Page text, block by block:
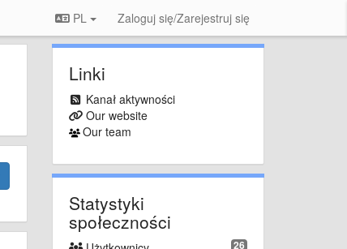
PL Zaloguj się/Zarejestruj się
Linki
Kanał aktywności
Our website
Our team
Statystyki
społeczności
26